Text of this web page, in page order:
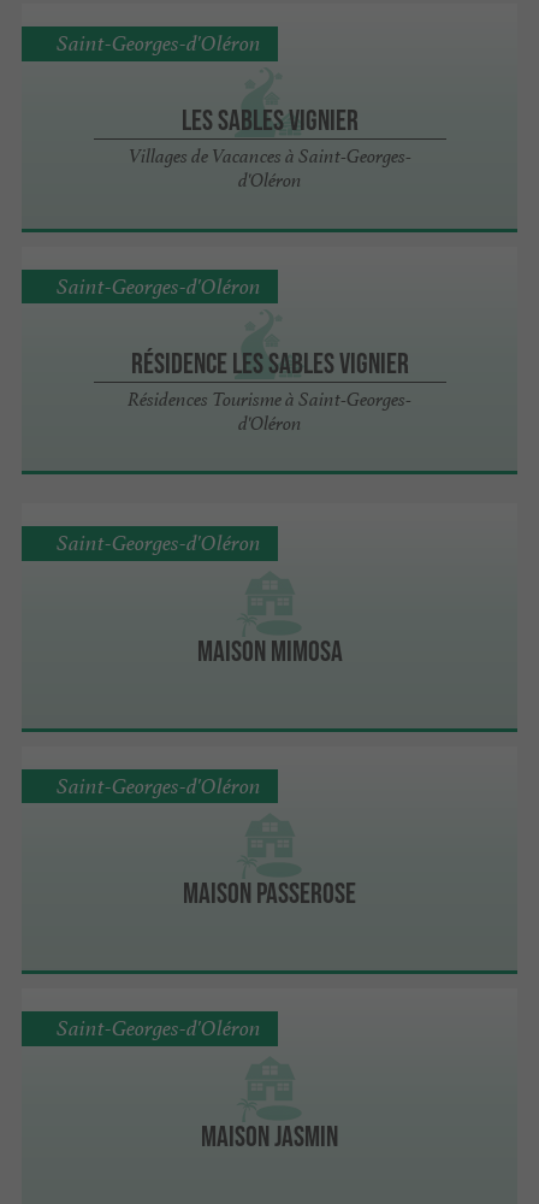
Les Sables Vignier
Villages de Vacances à Saint-Georges-
d'Oléron
Saint-Georges-d'Oléron
Résidence Les Sables Vignier
Résidences Tourisme à Saint-Georges-
d'Oléron
Saint-Georges-d'Oléron
Maison Mimosa
Saint-Georges-d'Oléron
Maison Passerose
Saint-Georges-d'Oléron
Maison Jasmin
Saint-Georges-d'Oléron